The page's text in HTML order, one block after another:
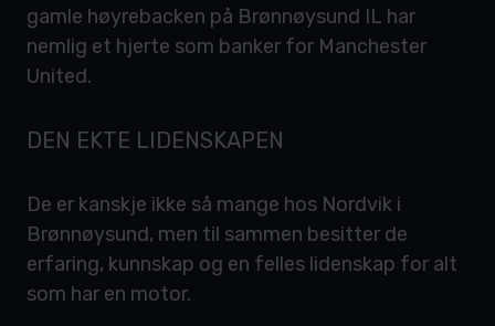
gamle høyrebacken på Brønnøysund IL har
nemlig et hjerte som banker for Manchester
United.
DEN EKTE LIDENSKAPEN
De er kanskje ikke så mange hos Nordvik i
Brønnøysund, men til sammen besitter de
erfaring, kunnskap og en felles lidenskap for alt
som har en motor.